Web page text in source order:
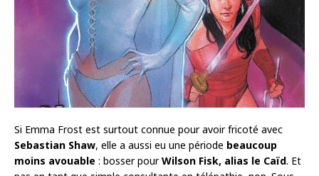
Si Emma Frost est surtout connue pour avoir fricoté avec
Sebastian Shaw, elle a aussi eu une période beaucoup
moins avouable : bosser pourWilson Fisk, alias le Caïd. Et